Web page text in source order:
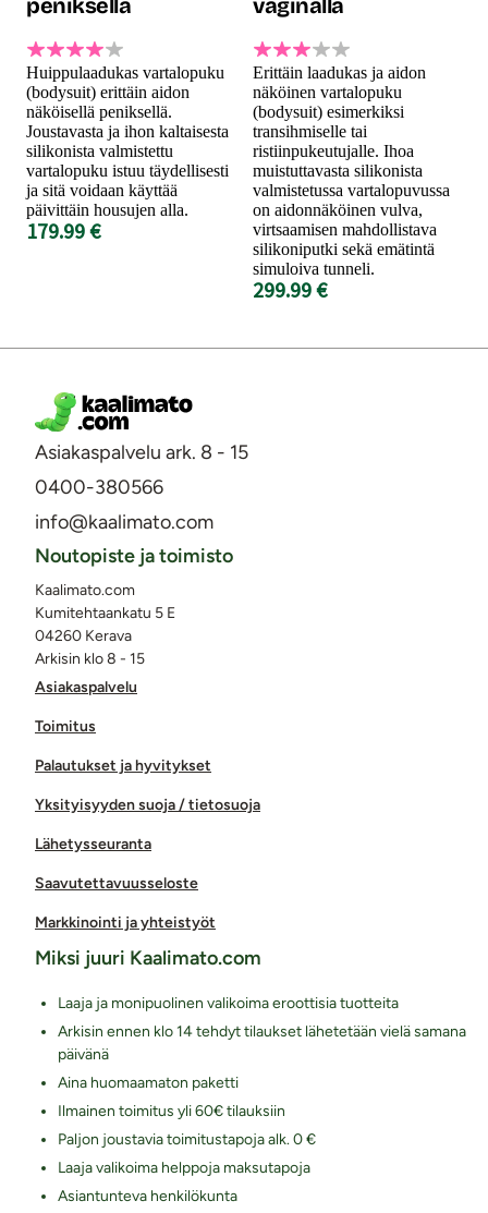
Huippulaadukas vartalopuku
(bodysuit) erittäin aidon
näköisellä peniksellä.
Joustavasta ja ihon kaltaisesta
silikonista valmistettu
vartalopuku istuu täydellisesti
ja sitä voidaan käyttää
päivittäin housujen alla.
179.99 €
Erittäin laadukas ja aidon
näköinen vartalopuku
(bodysuit) esimerkiksi
transihmiselle tai
ristiinpukeutujalle. Ihoa
muistuttavasta silikonista
valmistetussa vartalopuvussa
on aidonnäköinen vulva,
virtsaamisen mahdollistava
silikoniputki sekä emätintä
simuloiva tunneli.
299.99 €
Asiakaspalvelu ark. 8 - 15
0400-380566
info@kaalimato.com
Asiakaspalvelu
Toimitus
Palautukset ja hyvitykset
Yksityisyyden suoja / tietosuoja
Lähetysseuranta
Saavutettavuusseloste
Markkinointi ja yhteistyöt
Noutopiste ja toimisto
Kaalimato.com
Kumitehtaankatu 5 E
04260 Kerava
Arkisin klo 8 - 15
Miksi juuri Kaalimato.com
Laaja ja monipuolinen valikoima eroottisia tuotteita
Arkisin ennen klo 14 tehdyt tilaukset lähetetään vielä samana
päivänä
Aina huomaamaton paketti
Ilmainen toimitus yli 60€ tilauksiin
Paljon joustavia toimitustapoja alk. 0 €
Laaja valikoima helppoja maksutapoja
Asiantunteva henkilökunta